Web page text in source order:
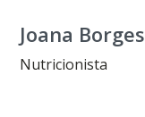
Joana Borges
Nutricionista